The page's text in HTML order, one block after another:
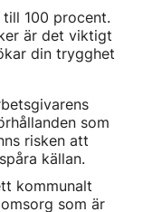
100 procent.
är det viktigt
din trygghet
som
risken att
källan.
kommunalt
som är